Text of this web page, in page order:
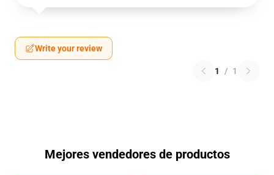
Write your review
1 / 1
Mejores vendedores de productos